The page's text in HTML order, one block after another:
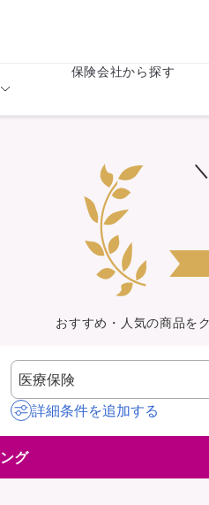
保険
保険
カード会員さま
険（損害保険）
保険会社から探す
おすすめ・人気の商品を
詳細条件を追加する
グ